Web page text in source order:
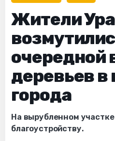
Жители
очередной
деревьев в
города
На вырубленном
благоустройству.